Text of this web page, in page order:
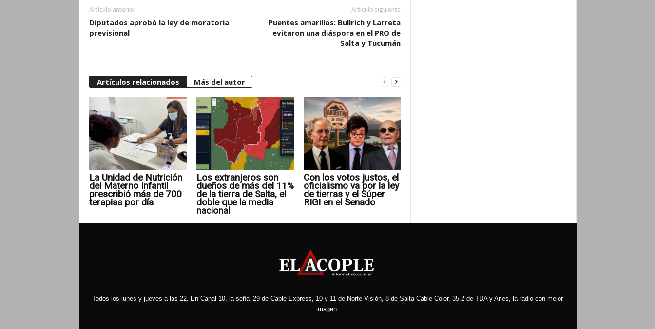
Artículo anterior
Diputados aprobó la ley de moratoria
previsional
Artículo siguiente
Puentes amarillos: Bullrich y Larreta
evitaron una diáspora en el PRO de
Salta y Tucumán
Artículos relacionados Más del autor
La Unidad de Nutrición
del Materno Infantil
prescribió más de 700
terapias por día
Los extranjeros son
dueños de más del 11%
de la tierra de Salta, el
doble que la media
nacional
Con los votos justos, el
oficialismo va por la ley
de tierras y el Súper
RIGI en el Senado
Todos los lunes y jueves a las 22. En Canal 10, la señal 29 de Cable Express, 10 y 11 de Norte Visión, 8 de Salta Cable Color, 35.2 de TDA y Aries, la radio con mejor
imagen.